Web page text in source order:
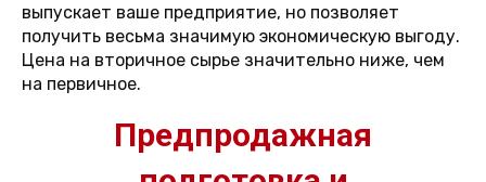
выпускает ваше предприятие, но позволяет
получить весьма значимую экономическую выгоду.
Цена на вторичное сырье значительно ниже, чем
на первичное.
Предпродажная